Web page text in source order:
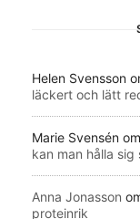
Helen Svensson
läckert och lätt
Marie Svensén om
kan man hålla sig
Anna Jonasson
proteinrik